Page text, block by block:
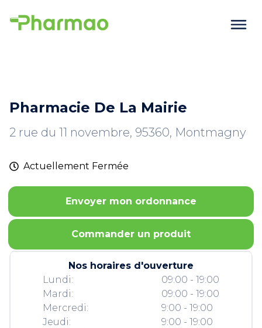
Pharmacie De La Mairie
2 rue du 11 novembre, 95360, Montmagny
Actuellement Fermée
Envoyer mon ordonnance
Commander un produit
Nos horaires d'ouverture
Lundi:
Mardi:
Mercredi:
Jeudi:
09:00 - 19:00
09:00 - 19:00
9:00 - 19:00
9:00 - 19:00